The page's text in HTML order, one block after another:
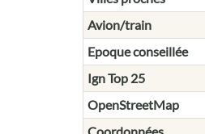
Avion/train
Epoque conseillée
Ign Top 25
OpenStreetMap